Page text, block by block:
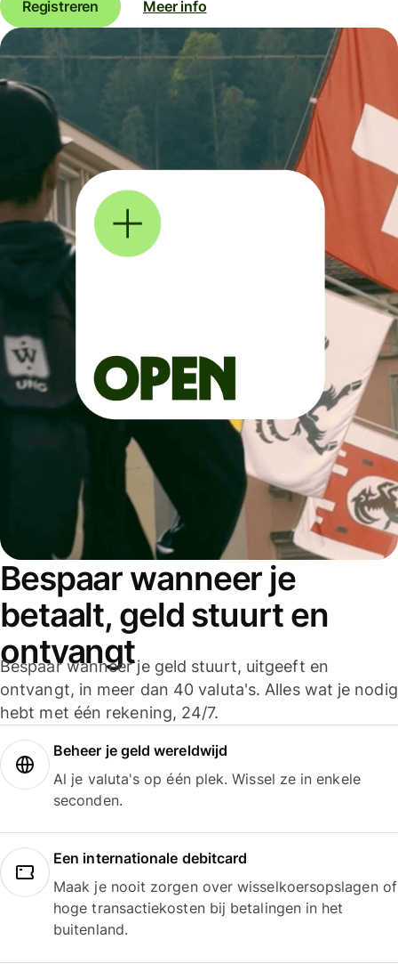
Registreren Meer info
Bespaar wanneer je
betaalt, geld stuurt en
ontvangt
Bespaar wanneer je geld stuurt, uitgeeft en
ontvangt, in meer dan 40 valuta's. Alles wat je nodig
hebt met één rekening, 24/7.
Beheer je geld wereldwijd
Al je valuta's op één plek. Wissel ze in enkele
seconden.
Een internationale debitcard
Maak je nooit zorgen over wisselkoersopslagen of
hoge transactiekosten bij betalingen in het
buitenland.